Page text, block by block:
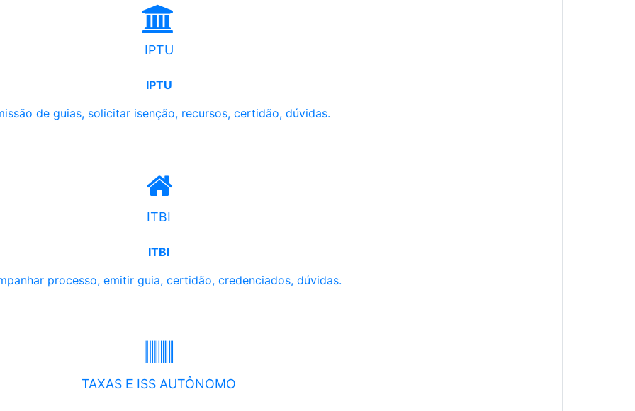
IPTU
IPTU
de guias, solicitar isenção, recursos, certidão, dúvidas.
ITBI
ITBI
processo, emitir guia, certidão, credenciados, dúvidas.
TAXAS E ISS AUTÔNOMO